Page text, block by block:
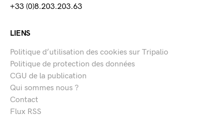
+33 (0)8.203.203.63
LIENS
Politique d’utilisation des cookies sur Tripalio
Politique de protection des données
CGU de la publication
Qui sommes nous ?
Contact
Flux RSS